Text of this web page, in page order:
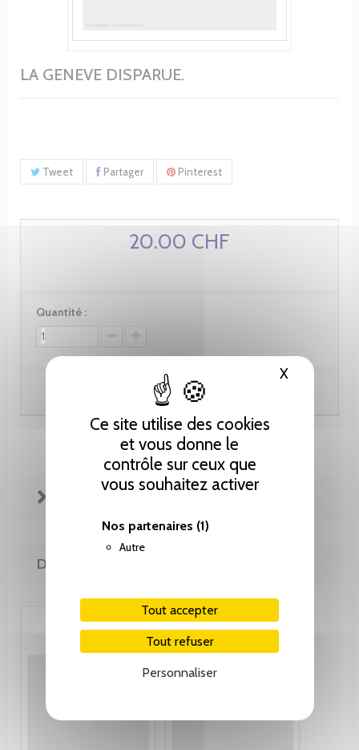
Ce site utilise des cookies
et vous donne le
contrôle sur ceux que
vous souhaitez activer
Nos partenaires (1)
Autre
Tout accepter
Tout refuser
Personnaliser
XMasquer
LA GENEVE DISPARUE.
Tweet Partager Pinterest
20.00 CHF
Quantité :
Ajouter au panier
DE LA MÊME COLLECTION